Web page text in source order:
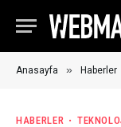
Anasayfa » Haberler
HABERLER